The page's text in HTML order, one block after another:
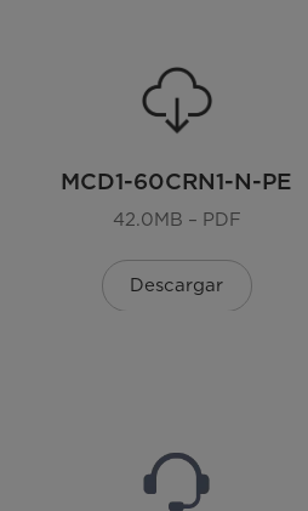
MCD1-60CRN1-N-PE
42.0MB – PDF
Descargar